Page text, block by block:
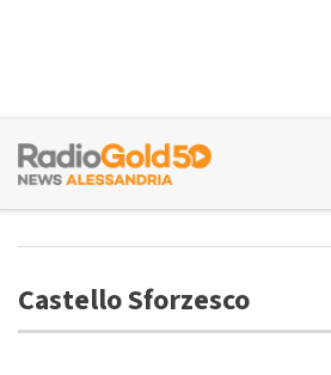
Castello Sforzesco